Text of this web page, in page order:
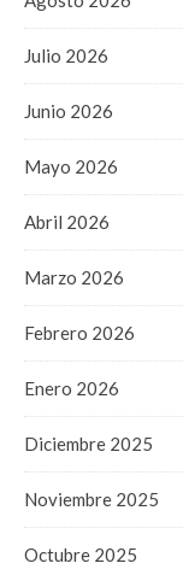
Julio 2026
Junio 2026
Mayo 2026
Abril 2026
Marzo 2026
Febrero 2026
Enero 2026
Diciembre 2025
Noviembre 2025
Octubre 2025